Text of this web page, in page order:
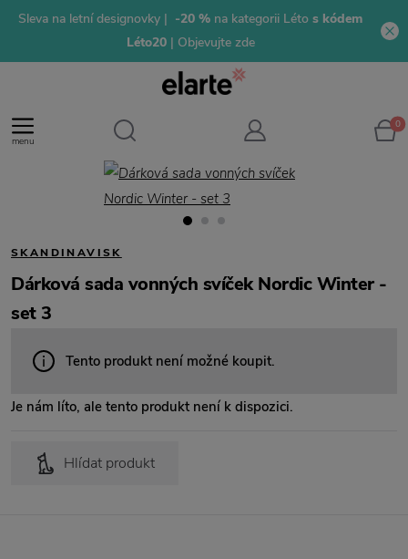
Sleva na letní designovky | -20 % na kategorii Léto s kódem
Léto20 | Objevujte zde
menu
0
SKANDINAVISK
Dárková sada vonných svíček Nordic Winter -
set 3
Tento produkt není možné koupit.
Je nám líto, ale tento produkt není k dispozici.
Hlídat produkt